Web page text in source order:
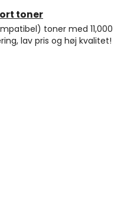
toner
toner med 11,000
lav pris og høj kvalitet!